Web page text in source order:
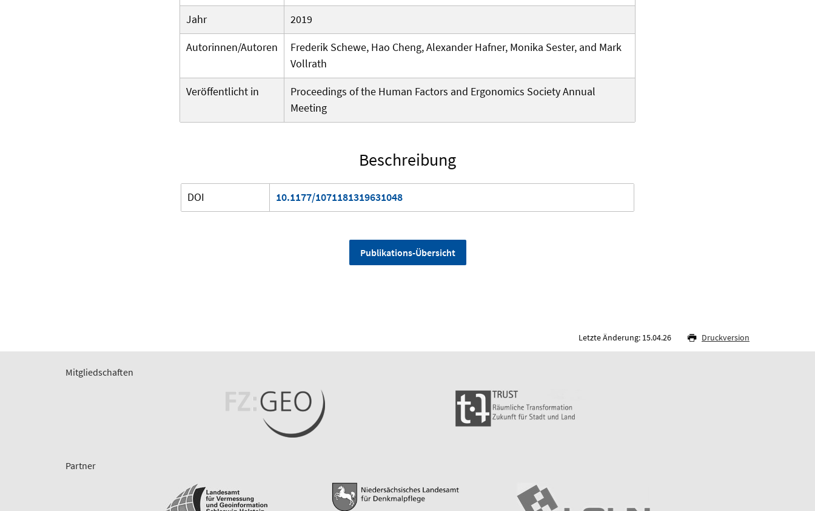
Jahr
2019
Autorinnen/Autoren
Frederik Schewe, Hao Cheng, Alexander Hafner, Monika Sester, and Mark
Vollrath
Veröffentlicht in
Proceedings of the Human Factors and Ergonomics Society Annual
Meeting
Beschreibung
DOI 10.1177/1071181319631048
Publikations-Übersicht
Letzte Änderung: 15.04.26 Druckversion
Mitgliedschaften
Partner